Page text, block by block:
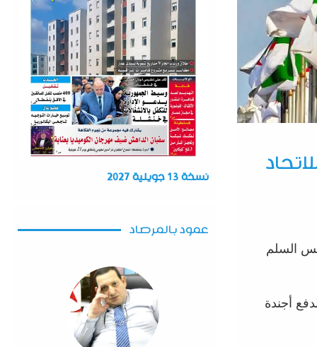
شهر أوت 2025، رئاسة مجلس السلم
أجندة
نسخة 13 جويلية 2027
عمود بالمرصاد